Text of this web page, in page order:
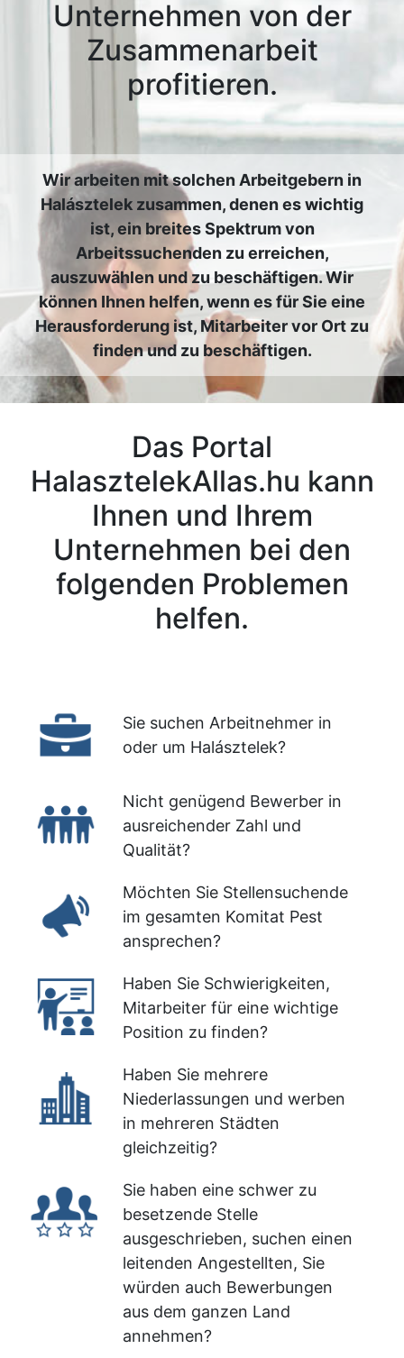
Unternehmen von der
Zusammenarbeit
profitieren.
Wir arbeiten mit solchen Arbeitgebern in
Halásztelek zusammen, denen es wichtig
ist, ein breites Spektrum von
Arbeitssuchenden zu erreichen,
auszuwählen und zu beschäftigen. Wir
können Ihnen helfen, wenn es für Sie eine
Herausforderung ist, Mitarbeiter vor Ort zu
finden und zu beschäftigen.
Das Portal
HalasztelekAllas.hu kann
Ihnen und Ihrem
Unternehmen bei den
folgenden Problemen
helfen.
Sie suchen Arbeitnehmer in
oder um Halásztelek?
Nicht genügend Bewerber in
ausreichender Zahl und
Qualität?
Möchten Sie Stellensuchende
im gesamten Komitat Pest
ansprechen?
Haben Sie Schwierigkeiten,
Mitarbeiter für eine wichtige
Position zu finden?
Haben Sie mehrere
Niederlassungen und werben
in mehreren Städten
gleichzeitig?
Sie haben eine schwer zu
besetzende Stelle
ausgeschrieben, suchen einen
leitenden Angestellten, Sie
würden auch Bewerbungen
aus dem ganzen Land
annehmen?